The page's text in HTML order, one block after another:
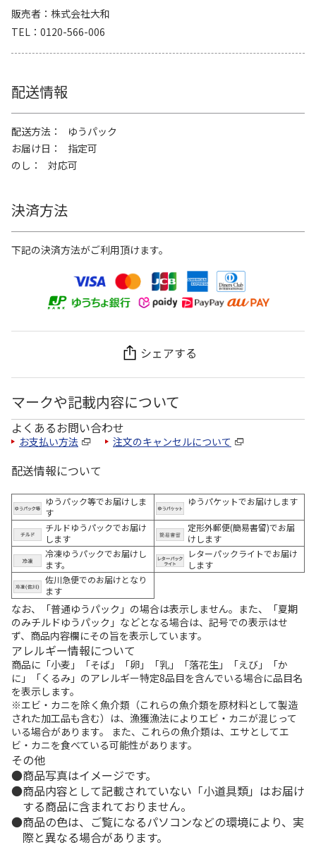
販売者
株式会社大和
TEL
0120-566-006
配送情報
配送方法
ゆうパック
お届け日
指定可
のし
対応可
決済方法
下記の決済方法がご利用頂けます。
シェアする
マークや記載内容について
よくあるお問い合わせ
お支払い方法 注文のキャンセルについて
配送情報について
ゆうパック等でお届けしま
す
ゆうパケットでお届けします
チルドゆうパックでお届け
します
定形外郵便(簡易書留)でお届
けします
冷凍ゆうパックでお届けし
ます。
レターパックライトでお届け
します
佐川急便でのお届けとなり
ます
なお、「普通ゆうパック」の場合は表示しません。また、「夏期
のみチルドゆうパック」などとなる場合は、記号での表示はせ
ず、商品内容欄にその旨を表示しています。
アレルギー情報について
商品に「小麦」「そば」「卵」「乳」「落花生」「えび」「か
に」「くるみ」のアレルギー特定8品目を含んでいる場合に品目名
を表示します。
※エビ・カニを除く魚介類（これらの魚介類を原材料として製造
された加工品も含む）は、漁獲漁法によりエビ・カニが混じって
いる場合があります。 また、これらの魚介類は、エサとしてエ
ビ・カニを食べている可能性があります。
その他
商品写真はイメージです。
商品内容として記載されていない「小道具類」はお届け
する商品に含まれておりません。
商品の色は、ご覧になるパソコンなどの環境により、実
際と異なる場合があります。